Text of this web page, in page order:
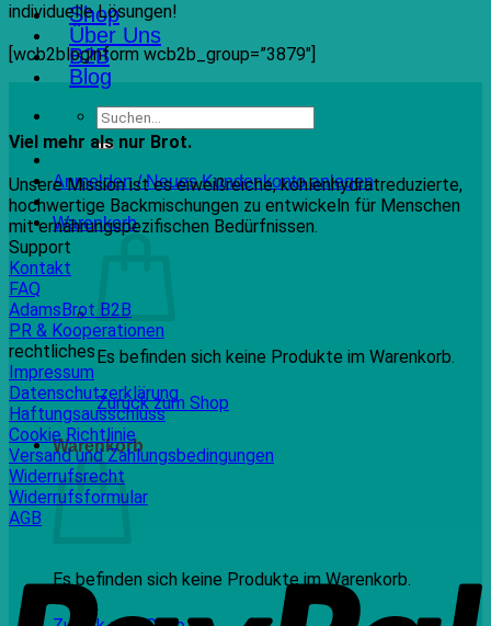
Shop
Über Uns
B2B
Blog
Suchen
nach:
Anmelden / Neues Kundenkonto anlegen
Warenkorb
Es befinden sich keine Produkte im Warenkorb.
Zurück zum Shop
Warenkorb
Es befinden sich keine Produkte im Warenkorb.
individuelle Lösungen!
[wcb2bloginform wcb2b_group=”3879″]
Viel mehr als nur Brot.
Unsere Mission ist es eiweißreiche, kohlenhydratreduzierte,
hochwertige Backmischungen zu entwickeln für Menschen
mit ernährungspezifischen Bedürfnissen.
Support
Kontakt
FAQ
AdamsBrot B2B
PR & Kooperationen
rechtliches
Impressum
Datenschutzerklärung
Haftungsausschluss
Cookie Richtlinie
Versand und Zahlungsbedingungen
Widerrufsrecht
Widerrufsformular
AGB